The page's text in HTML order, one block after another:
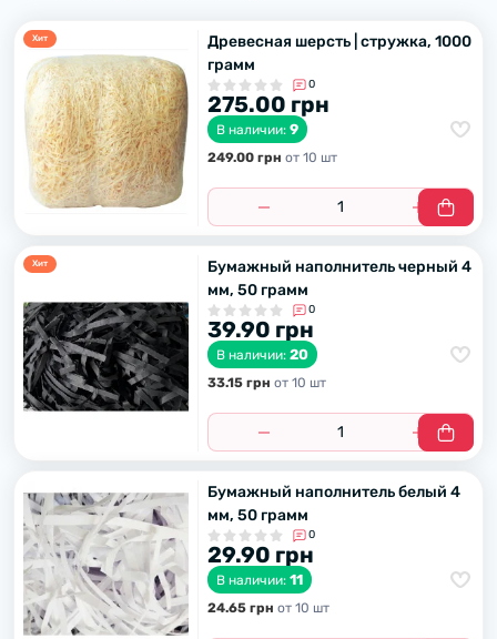
Хит
Древесная шерсть | стружка, 1000
грамм
0
275.00 грн
В наличии: 9
249.00 грн от 10 шт
Хит
Бумажный наполнитель черный 4
мм, 50 грамм
0
39.90 грн
В наличии: 20
33.15 грн от 10 шт
Бумажный наполнитель белый 4
мм, 50 грамм
0
29.90 грн
В наличии: 11
24.65 грн от 10 шт